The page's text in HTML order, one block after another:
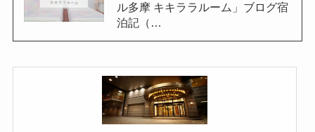
ル多摩 キキララルーム」ブログ宿
泊記（…